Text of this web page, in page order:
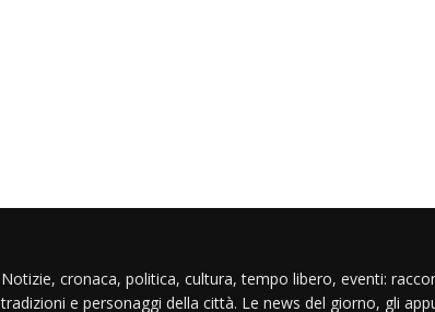
Notizie, cronaca, politica, cultura, tempo libero, eventi:
tradizioni e personaggi della città. Le news del giorno, gli